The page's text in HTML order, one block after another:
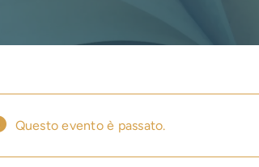
Questo evento è passato.